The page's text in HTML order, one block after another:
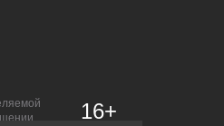
16+